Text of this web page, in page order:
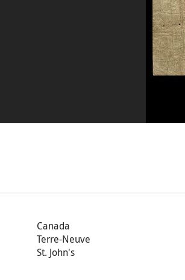
Canada
Terre-Neuve
St. John's